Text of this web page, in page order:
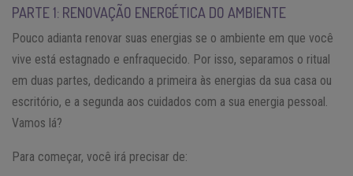
PARTE 1: RENOVAÇÃO ENERGÉTICA DO AMBIENTE
Pouco adianta renovar suas energias se o ambiente em que você
vive está estagnado e enfraquecido. Por isso, separamos o ritual
em duas partes, dedicando a primeira às energias da sua casa ou
escritório, e a segunda aos cuidados com a sua energia pessoal.
Vamos lá?
Para começar, você irá precisar de: